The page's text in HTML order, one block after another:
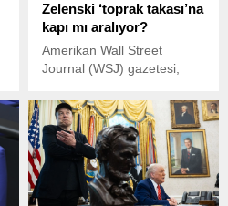
Zelenski ‘toprak takası’na
kapı mı aralıyor?
Amerikan Wall Street
Journal (WSJ) gazetesi,
Volodimir Zelenski’nin, ABD
Başkanı Donald Trump ile
yaptığı görüşmede toprak
değişimi fikrini doğrudan
reddetmediğini öne sürdü.